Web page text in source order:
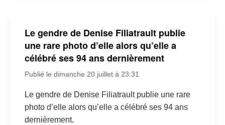
Le gendre de Denise Filiatrault publie
une rare photo d’elle alors qu’elle a
célébré ses 94 ans dernièrement
Publié le dimanche 20 juillet à 23:31
Le gendre de Denise Filiatrault publie une rare
photo d’elle alors qu’elle a célébré ses 94 ans
dernièrement.